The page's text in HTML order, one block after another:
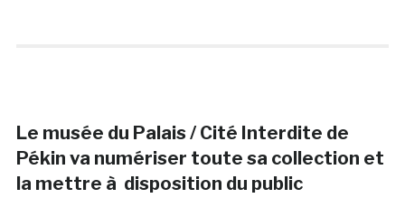
Le musée du Palais / Cité Interdite de
Pékin va numériser toute sa collection et
la mettre à disposition du public